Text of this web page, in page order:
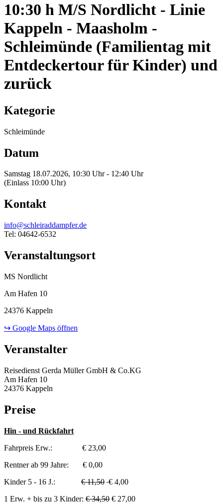
10:30 h M/S Nordlicht - Linie
Kappeln - Maasholm -
Schleimünde (Familientag mit
Entdeckertour für Kinder) und
zurück
Kategorie
Schleimünde
Datum
Samstag 18.07.2026, 10:30 Uhr - 12:40 Uhr
(Einlass 10:00 Uhr)
Kontakt
info@schleiraddampfer.de
Tel: 04642-6532
Veranstaltungsort
MS Nordlicht
Am Hafen 10
24376 Kappeln
↪ Google Maps öffnen
Veranstalter
Reisedienst Gerda Müller GmbH & Co.KG
Am Hafen 10
24376 Kappeln
Preise
Hin - und Rückfahrt
Fahrpreis Erw.: € 23,00
Rentner ab 99 Jahre: € 0,00
Kinder 5 - 16 J.: € 11,50 € 4,00
1 Erw. + bis zu 3 Kinder: € 34,50 € 27,00